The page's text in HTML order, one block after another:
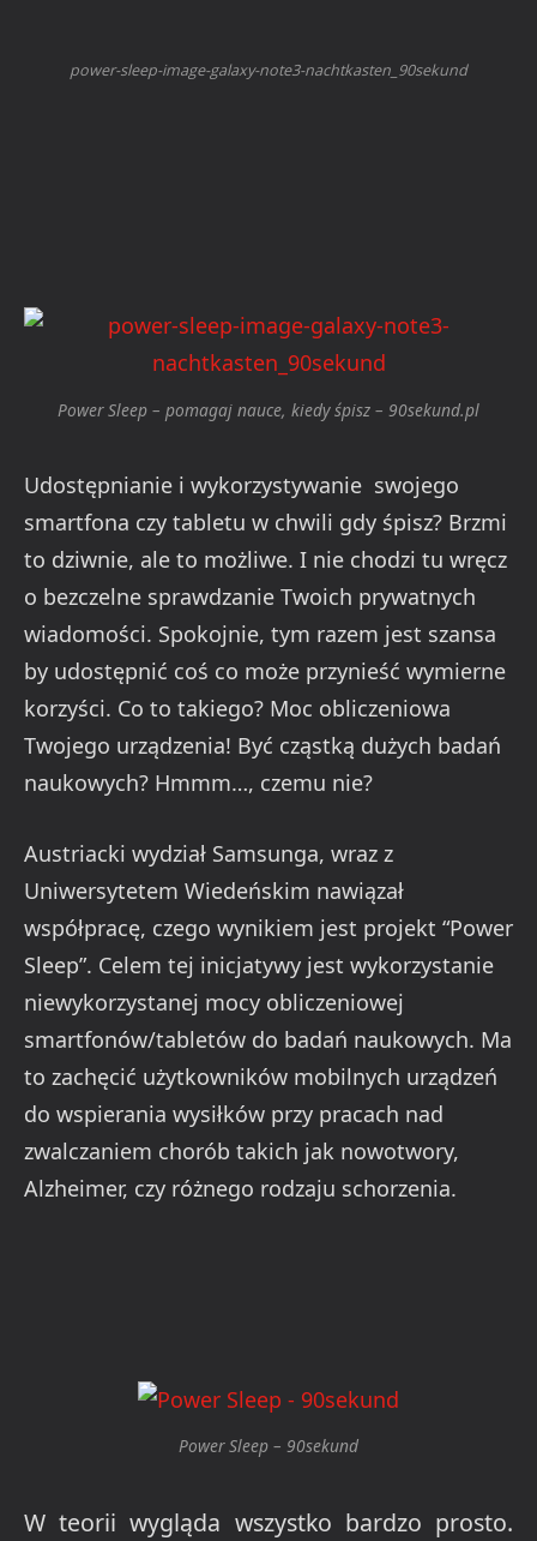
power-sleep-image-galaxy-note3-nachtkasten_90sekund
Power Sleep – pomagaj nauce, kiedy śpisz – 90sekund.pl
Udostępnianie i wykorzystywanie swojego
smartfona czy tabletu w chwili gdy śpisz? Brzmi
to dziwnie, ale to możliwe. I nie chodzi tu wręcz
o bezczelne sprawdzanie Twoich prywatnych
wiadomości. Spokojnie, tym razem jest szansa
by udostępnić coś co może przynieść wymierne
korzyści. Co to takiego? Moc obliczeniowa
Twojego urządzenia! Być cząstką dużych badań
naukowych? Hmmm…, czemu nie?
Austriacki wydział Samsunga, wraz z
Uniwersytetem Wiedeńskim nawiązał
współpracę, czego wynikiem jest projekt “Power
Sleep”. Celem tej inicjatywy jest wykorzystanie
niewykorzystanej mocy obliczeniowej
smartfonów/tabletów do badań naukowych. Ma
to zachęcić użytkowników mobilnych urządzeń
do wspierania wysiłków przy pracach nad
zwalczaniem chorób takich jak nowotwory,
Alzheimer, czy różnego rodzaju schorzenia.
Power Sleep – 90sekund
W teorii wygląda wszystko bardzo prosto.